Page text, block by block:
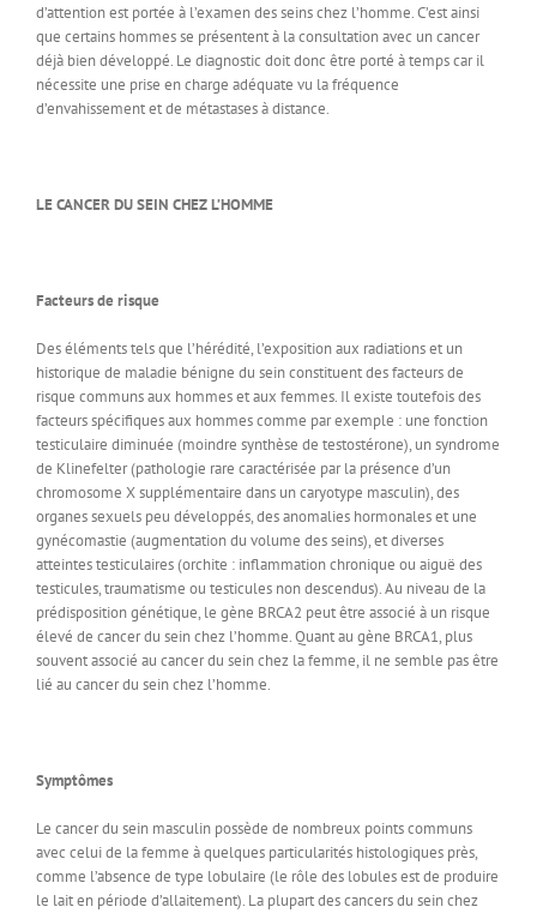
d’attention est portée à l’examen des seins chez l’homme. C’est ainsi
que certains hommes se présentent à la consultation avec un cancer
déjà bien développé. Le diagnostic doit donc être porté à temps car il
nécessite une prise en charge adéquate vu la fréquence
d’envahissement et de métastases à distance.
LE CANCER DU SEIN CHEZ L’HOMME
Facteurs de risque
Des éléments tels que l’hérédité, l’exposition aux radiations et un
historique de maladie bénigne du sein constituent des facteurs de
risque communs aux hommes et aux femmes. Il existe toutefois des
facteurs spécifiques aux hommes comme par exemple : une fonction
testiculaire diminuée (moindre synthèse de testostérone), un syndrome
de Klinefelter (pathologie rare caractérisée par la présence d’un
chromosome X supplémentaire dans un caryotype masculin), des
organes sexuels peu développés, des anomalies hormonales et une
gynécomastie (augmentation du volume des seins), et diverses
atteintes testiculaires (orchite : inflammation chronique ou aiguë des
testicules, traumatisme ou testicules non descendus). Au niveau de la
prédisposition génétique, le gène BRCA2 peut être associé à un risque
élevé de cancer du sein chez l’homme. Quant au gène BRCA1, plus
souvent associé au cancer du sein chez la femme, il ne semble pas être
lié au cancer du sein chez l’homme.
Symptômes
Le cancer du sein masculin possède de nombreux points communs
avec celui de la femme à quelques particularités histologiques près,
comme l’absence de type lobulaire (le rôle des lobules est de produire
le lait en période d’allaitement). La plupart des cancers du sein chez